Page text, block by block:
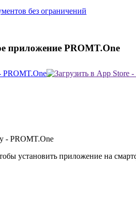
без ограничений
приложение PROMT.One
установить приложение на